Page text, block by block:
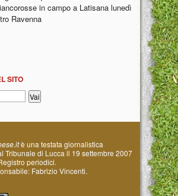
in campo a Latisana lunedì
Ravenna
SITO
è una testata giornalistica
Tribunale di Lucca il 19 settembre 2007
periodici.
Fabrizio Vincenti.